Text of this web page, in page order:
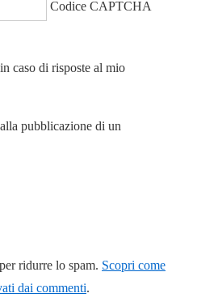
Codice CAPTCHA
caso di risposte al mio
pubblicazione di un
ridurre lo spam. Scopri come
dai commenti.